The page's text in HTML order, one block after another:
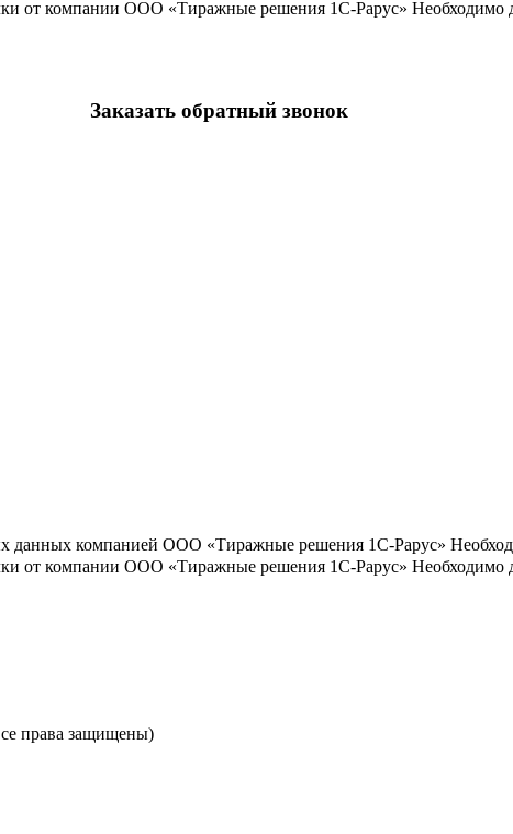
от компании ООО «Тиражные решения 1С-Рарус» Необходимо
Заказать обратный звонок
данных компанией ООО «Тиражные решения 1С-Рарус»
от компании ООО «Тиражные решения 1С-Рарус» Необходимо
права защищены)